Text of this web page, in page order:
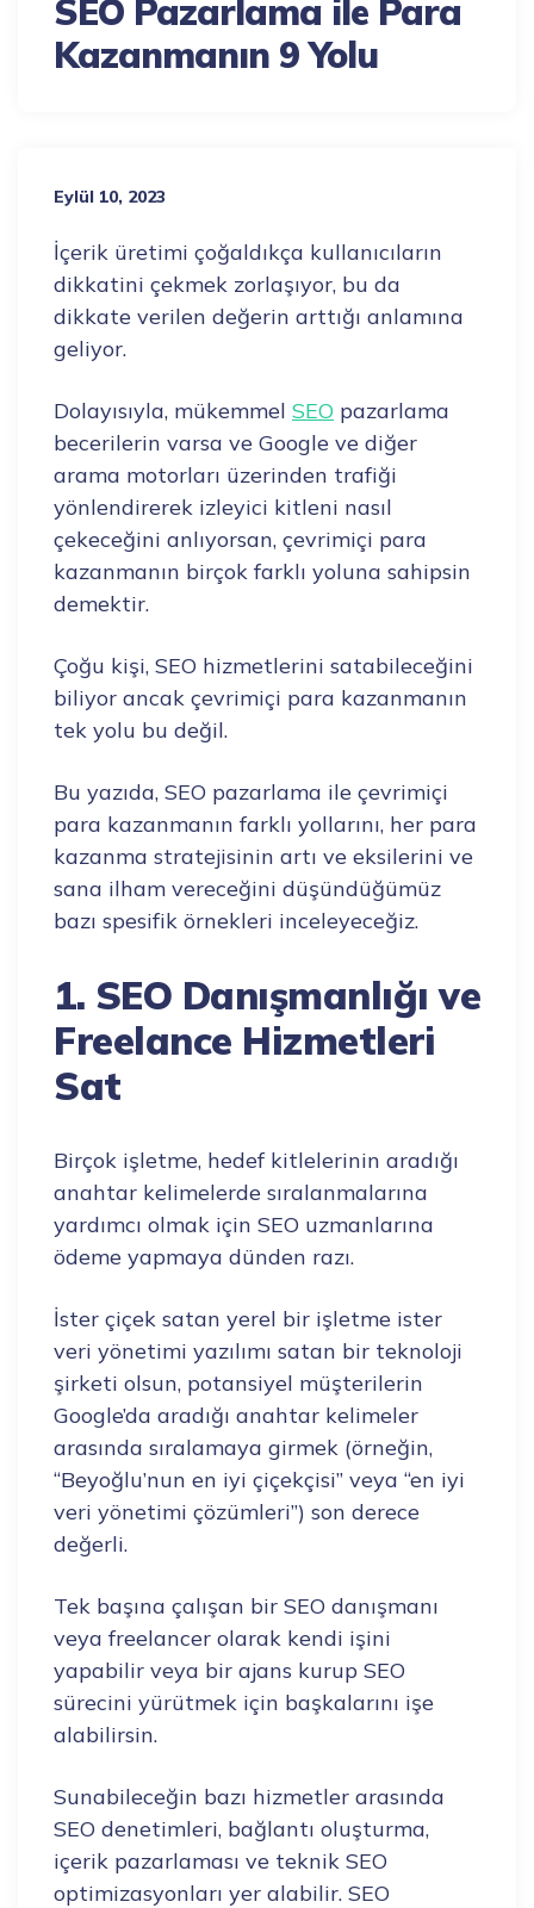
SEO Pazarlama ile Para
Kazanmanın 9 Yolu
Eylül 10, 2023
İçerik üretimi çoğaldıkça kullanıcıların
dikkatini çekmek zorlaşıyor, bu da
dikkate verilen değerin arttığı anlamına
geliyor.
Dolayısıyla, mükemmel SEO pazarlama
becerilerin varsa ve Google ve diğer
arama motorları üzerinden trafiği
yönlendirerek izleyici kitleni nasıl
çekeceğini anlıyorsan, çevrimiçi para
kazanmanın birçok farklı yoluna sahipsin
demektir.
Çoğu kişi, SEO hizmetlerini satabileceğini
biliyor ancak çevrimiçi para kazanmanın
tek yolu bu değil.
Bu yazıda, SEO pazarlama ile çevrimiçi
para kazanmanın farklı yollarını, her para
kazanma stratejisinin artı ve eksilerini ve
sana ilham vereceğini düşündüğümüz
bazı spesifik örnekleri inceleyeceğiz.
1. SEO Danışmanlığı ve
Freelance Hizmetleri
Sat
Birçok işletme, hedef kitlelerinin aradığı
anahtar kelimelerde sıralanmalarına
yardımcı olmak için SEO uzmanlarına
ödeme yapmaya dünden razı.
İster çiçek satan yerel bir işletme ister
veri yönetimi yazılımı satan bir teknoloji
şirketi olsun, potansiyel müşterilerin
Google’da aradığı anahtar kelimeler
arasında sıralamaya girmek (örneğin,
“Beyoğlu’nun en iyi çiçekçisi” veya “en iyi
veri yönetimi çözümleri”) son derece
değerli.
Tek başına çalışan bir SEO danışmanı
veya freelancer olarak kendi işini
yapabilir veya bir ajans kurup SEO
sürecini yürütmek için başkalarını işe
alabilirsin.
Sunabileceğin bazı hizmetler arasında
SEO denetimleri, bağlantı oluşturma,
içerik pazarlaması ve teknik SEO
optimizasyonları yer alabilir. SEO